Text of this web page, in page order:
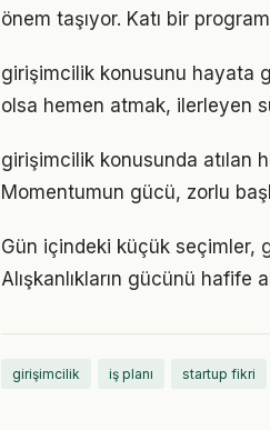
önem taşıyor. Katı bir
girişimcilik konusunu hayata
olsa hemen atmak, ilerleyen
girişimcilik konusunda atılan
Momentumun gücü, zorlu
Gün içindeki küçük seçimler,
Alışkanlıkların gücünü hafife
girişimcilik iş planı startup fikri